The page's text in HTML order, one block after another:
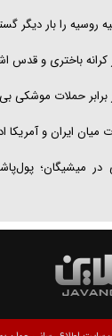
روسیه را بار دیگر
باختری و قدس
حملات موشکی
میان ایران و آمریکا
میشیگان؛